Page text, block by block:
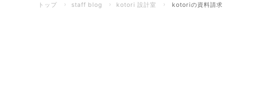
トップ › staff blog › kotori 設計室 › kotoriの資料請求